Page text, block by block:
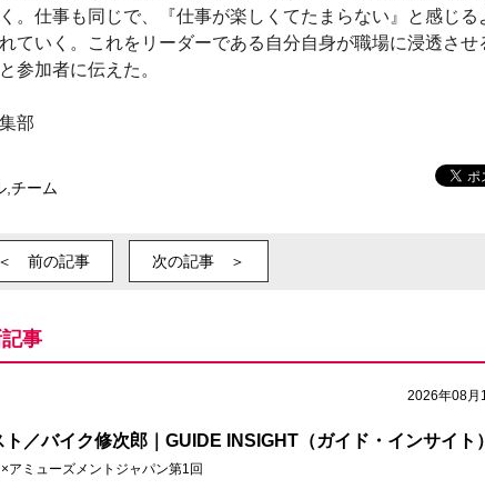
。仕事も同じで、『仕事が楽しくてたまらない』と感じる
ていく。これをリーダーである自分自身が職場に浸透させ
参加者に伝えた。
部
チーム
＜ 前の記事 次の記事 ＞
事
2026年08月
／バイク修次郎｜GUIDE INSIGHT（ガイド・インサイト）
アミューズメントジャパン第1回